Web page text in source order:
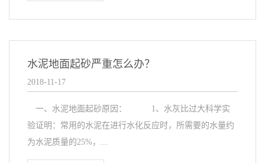
水泥地面起砂严重怎么办？
2018-11-17
一、水泥地面起砂原因： 1、水灰比过大科学实
验证明：常用的水泥在进行水化反应时，所需要的水量约
为水泥质量的25%，...